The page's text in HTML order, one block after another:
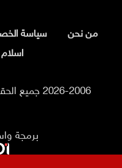
من نحن سياسة
2026-2006 جميع الحقوق محفوظة لموقع السوسنة
برمجة